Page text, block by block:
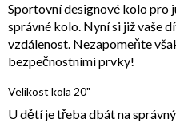
Sportovní designové kolo pro
správné kolo. Nyní si již vaše
vzdálenost. Nezapomeňte
bezpečnostními prvky!
Velikost kola 20"
U dětí je třeba dbát na